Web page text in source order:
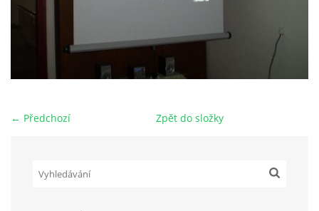
ČLENOVÉ - SOUČASNOST
HRY DO ROKU 1973
← Předchozí Zpět do složky